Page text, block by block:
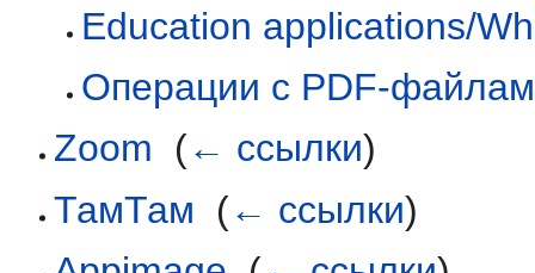
Education applications/
Операции с PDF-
Zoom
(← ссылки)
ТамТам
(← ссылки)